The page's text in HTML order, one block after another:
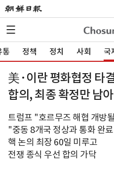
통 정책 정치 사회 국
美·이란 평화협정 타
합의, 최종 확정만 남
트럼프 "호르무즈 해협 개방
"중동 8개국 정상과 통화 완
핵 논의 최장 60일 미루고
전쟁 종식 우선 합의 가닥